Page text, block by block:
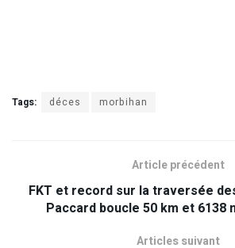
Tags: déces morbihan
Article précédent
FKT et record sur la traversée
Paccard boucle 50 km et 6138
Articles suivant